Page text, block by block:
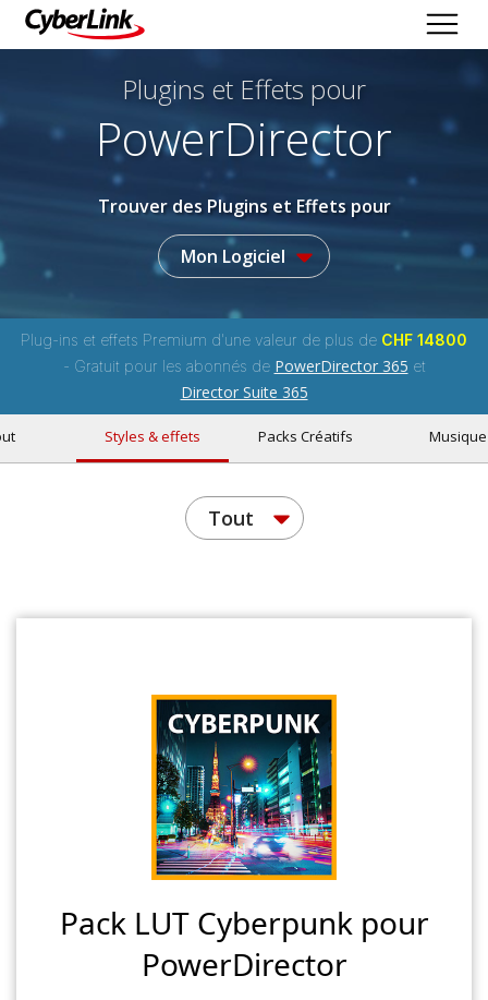
Plugins et Effets pour
PowerDirector
Trouver des Plugins et Effets pour
Mon Logiciel
Plug-ins et effets Premium d'une valeur de plus de CHF 14800
- Gratuit pour les abonnés de PowerDirector 365 et
Director Suite 365
Styles & effets Packs Créatifs Musique
Tout
Pack LUT Cyberpunk pour
PowerDirector